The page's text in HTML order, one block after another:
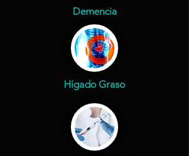
Demencia
Hígado Graso